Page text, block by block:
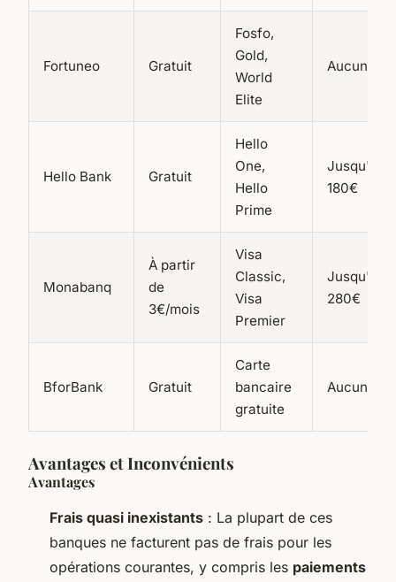
Fortuneo Gratuit
Fosfo,
Gold,
World
Elite
Aucune
Hello Bank Gratuit
Hello
One,
Hello
Prime
Jusqu'à
180€
Monabanq
À partir
de
3€/mois
Visa
Classic,
Visa
Premier
Jusqu'à
280€
BforBank Gratuit
Carte
bancaire
gratuite
Aucune
Avantages et Inconvénients
Avantages
Frais quasi inexistants : La plupart de ces
banques ne facturent pas de frais pour les
opérations courantes, y compris les paiements